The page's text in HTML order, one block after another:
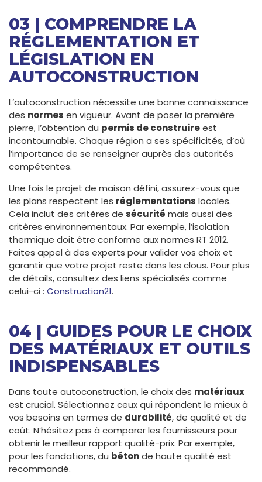
03 | COMPRENDRE LA
RÉGLEMENTATION ET
LÉGISLATION EN
AUTOCONSTRUCTION
L’autoconstruction nécessite une bonne connaissance
des normes en vigueur. Avant de poser la première
pierre, l’obtention du permis de construireest
incontournable. Chaque région a ses spécificités, d’où
l’importance de se renseigner auprès des autorités
compétentes.
Une fois le projet de maison défini, assurez-vous que
les plans respectent les réglementations locales.
Cela inclut des critères de sécurité mais aussi des
critères environnementaux. Par exemple, l’isolation
thermique doit être conforme aux normes RT 2012.
Faites appel à des experts pour valider vos choix et
garantir que votre projet reste dans les clous. Pour plus
de détails, consultez des liens spécialisés comme
celui-ci : Construction21.
04 | GUIDES POUR LE CHOIX
DES MATÉRIAUX ET OUTILS
INDISPENSABLES
Dans toute autoconstruction, le choix des matériaux
est crucial. Sélectionnez ceux qui répondent le mieux à
vos besoins en termes de durabilité, de qualité et de
coût. N’hésitez pas à comparer les fournisseurs pour
obtenir le meilleur rapport qualité-prix. Par exemple,
pour les fondations, du bétonde haute qualité est
recommandé.